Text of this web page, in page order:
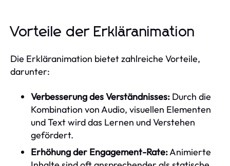
Vorteile der Erkläranimation
Die Erkläranimation bietet zahlreiche Vorteile,
darunter:
Verbesserung des Verständnisses: Durch die
Kombination von Audio, visuellen Elementen
und Text wird das Lernen und Verstehen
gefördert.
Erhöhung der Engagement-Rate:Animierte